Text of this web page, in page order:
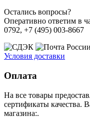
Остались вопросы?
Оперативно ответим в
0792, +7 (495) 003-8667
Условия доставки
Оплата
На все товары
сертификаты качества.
магазина:.